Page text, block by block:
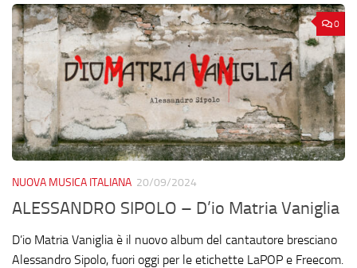
0
NUOVA MUSICA ITALIANA 20/09/2024
ALESSANDRO SIPOLO – D’io Matria Vaniglia
D’io Matria Vaniglia è il nuovo album del cantautore bresciano
Alessandro Sipolo, fuori oggi per le etichette LaPOP e Freecom.